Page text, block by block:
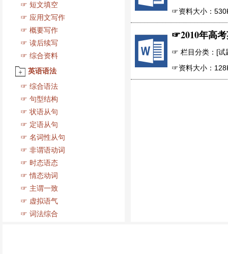
☞ 短文填空
☞ 应用文写作
☞ 概要写作
☞ 读后续写
☞ 综合资料
英语语法
☞ 综合语法
☞ 句型结构
☞ 状语从句
☞ 定语从句
☞ 名词性从句
☞ 非谓语动词
☞ 时态语态
☞情态动词
☞ 主谓一致
☞ 虚拟语气
☞ 词法综合
☞资料大小：
☞2010年高
☞ 栏目分类：[试
☞资料大小：